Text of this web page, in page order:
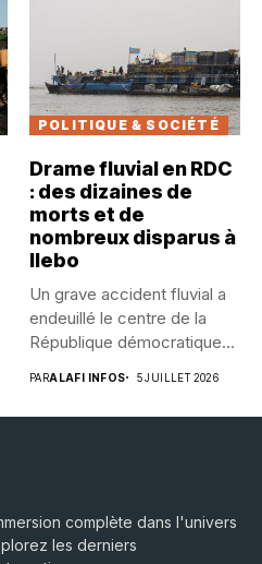
POLITIQUE & SOCIÉTÉ
Drame fluvial en RDC
: des dizaines de
morts et de
nombreux disparus à
Ilebo
Un grave accident fluvial a
endeuillé le centre de la
République démocratique...
PARALAFI INFOS 5 JUILLET 2026
complète dans l'univers
les derniers